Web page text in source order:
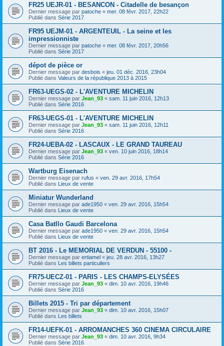
FR25 UEJR-01 - BESANCON - Citadelle de besançon
Dernier message par patoche « mer. 08 févr. 2017, 22h22
Publié dans Série 2017
FR95 UEJM-01 - ARGENTEUIL - La seine et les
impressionniste
Dernier message par patoche « mer. 08 févr. 2017, 20h56
Publié dans Série 2017
dépot de pièce or
Dernier message par desbois « jeu. 01 déc. 2016, 23h04
Publié dans Valeurs de la république 2013 à 2015
FR63-UEGS-02 - L'AVENTURE MICHELIN
Dernier message par Jean_93 « sam. 11 juin 2016, 12h13
Publié dans Série 2016
FR63-UEGS-01 - L'AVENTURE MICHELIN
Dernier message par Jean_93 « sam. 11 juin 2016, 12h11
Publié dans Série 2016
FR24-UEBA-02 - LASCAUX - LE GRAND TAUREAU
Dernier message par Jean_93 « ven. 10 juin 2016, 18h14
Publié dans Série 2016
Wartburg Eisenach
Dernier message par rufus « ven. 29 avr. 2016, 17h54
Publié dans Lieux de vente
Miniatur Wunderland
Dernier message par ade1950 « ven. 29 avr. 2016, 15h54
Publié dans Lieux de vente
Casa Batllo Gaudi Barcelona
Dernier message par ade1950 « ven. 29 avr. 2016, 15h54
Publié dans Lieux de vente
BT 2016 - Le MEMORIAL DE VERDUN - 55100 -
Dernier message par ertiamel « jeu. 28 avr. 2016, 13h27
Publié dans Les billets particuliers
FR75-UECZ-01 - PARIS - LES CHAMPS-ELYSÉES
Dernier message par Jean_93 « dim. 10 avr. 2016, 19h46
Publié dans Série 2016
Billets 2015 - Tri par département
Dernier message par Jean_93 « dim. 10 avr. 2016, 15h07
Publié dans Les billets
FR14-UEFK-01 - ARROMANCHES 360 CINEMA CIRCULAIRE
Dernier message par Jean_93 « dim. 10 avr. 2016, 9h34
Publié dans Série 2016